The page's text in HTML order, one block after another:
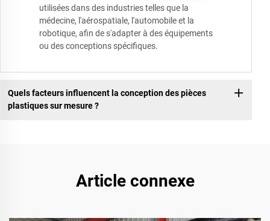
utilisées dans des industries telles que la
médecine, l'aérospatiale, l'automobile et la
robotique, afin de s'adapter à des équipements
ou des conceptions spécifiques.
Quels facteurs influencent la conception des pièces
plastiques sur mesure ?
Article connexe